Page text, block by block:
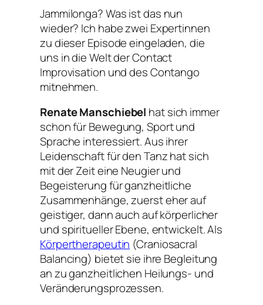
Jammilonga? Was ist das nun
wieder? Ich habe zwei Expertinnen
zu dieser Episode eingeladen, die
uns in die Welt der Contact
Improvisation und des Contango
mitnehmen.
Renate Manschiebel hat sich immer
schon für Bewegung, Sport und
Sprache interessiert. Aus ihrer
Leidenschaft für den Tanz hat sich
mit der Zeit eine Neugier und
Begeisterung für ganzheitliche
Zusammenhänge, zuerst eher auf
geistiger, dann auch auf körperlicher
und spiritueller Ebene, entwickelt. Als
Körpertherapeutin (Craniosacral
Balancing) bietet sie ihre Begleitung
an zu ganzheitlichen Heilungs- und
Veränderungsprozessen.